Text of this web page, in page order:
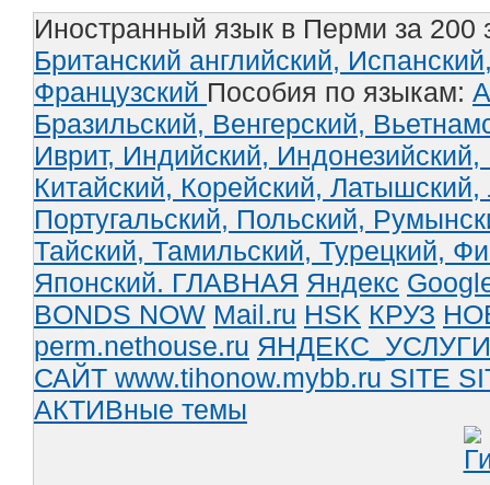
Иностранный язык в Перми за 200
Британский английский,
Французский Пособия по языкам:
Бразильский, Венгерский,
Иврит, Индийский, Индонезийский,
Китайский, Корейский, Латышский,
Португальский, Польский,
Тайский, Тамильский, Турецкий,
Японский. ГЛАВНАЯ Яндекс
BONDS NOW Mail.ru HSK КРУЗ
perm.nethouse.ru ЯНДЕКС_УСЛУГИ
САЙТ www.tihonow.mybb.ru SITE
АКТИВные темы